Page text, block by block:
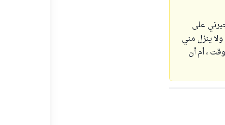
بـ 5 أو 10 دقائق ، مما يجبرني على
، وكذلك فأنا أؤخر الصلاة 20 دقيقة ، ولا ينزل مني
، أم أن